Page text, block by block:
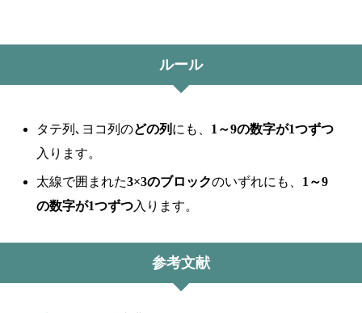
ルール
タテ列､ヨコ列のどの列 にも、 1～9の数字が1つずつ
入ります。
太線で囲まれた3×3のブロックのいずれにも、 1～9
の数字が1つずつ入ります。
参考文献